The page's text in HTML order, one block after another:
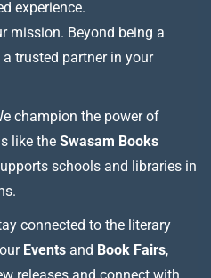
experience.
mission. Beyond being a
trusted partner in your
champion the power of
like the Swasam Books
schools and libraries in
connected to the literary
Events and Book Fairs,
releases and connect with